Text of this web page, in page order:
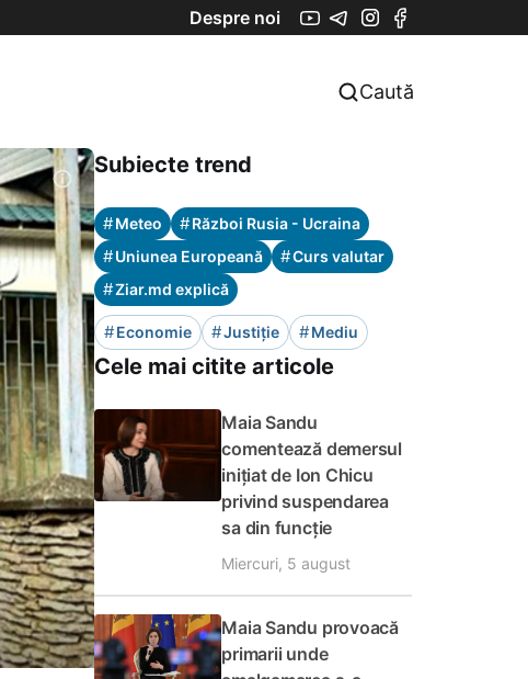
Despre noi
Caută
Subiecte trend
#Meteo #Război Rusia - Ucraina
#Uniunea Europeană #Curs valutar
#Ziar.md explică
#Economie #Justiție #Mediu
Cele mai citite articole
Maia Sandu
comentează demersul
inițiat de Ion Chicu
privind suspendarea
sa din funcție
Miercuri, 5 august
Maia Sandu provoacă
primarii unde